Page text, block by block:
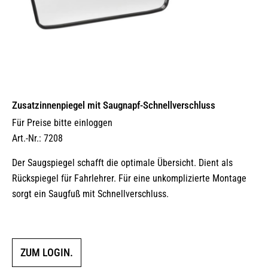
gewählt
Zusatzinnenpiegel mit Saugnapf-Schnellverschluss
Für Preise bitte einloggen
Art.-Nr.: 7208
Der Saugspiegel schafft die optimale Übersicht. Dient als
Rückspiegel für Fahrlehrer. Für eine unkomplizierte Montage
sorgt ein Saugfuß mit Schnellverschluss.
ZUM LOGIN.